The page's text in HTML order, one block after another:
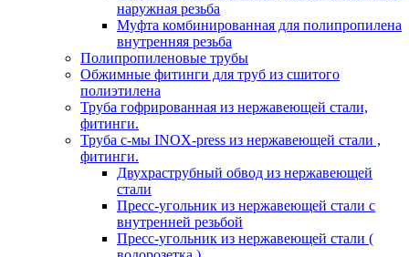
наружная резьба
Муфта комбинированная для полипропилена
внутренняя резьба
Полипропиленовые трубы
Обжимные фитинги для труб из сшитого
полиэтилена
Труба гофрированная из нержавеющей стали,
фитинги.
Труба с-мы INOX-press из нержавеющей стали ,
фитинги.
Двухраструбный обвод из нержавеющей
стали
Пресс-угольник из нержавеющей стали с
внутренней резьбой
Пресс-угольник из нержавеющей стали (